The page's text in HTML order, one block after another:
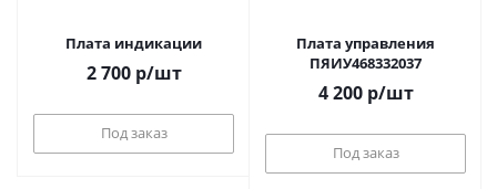
Плата индикации
2 700р/шт
Под заказ
Плата управления
ПЯИУ468332037
4 200р/шт
Под заказ